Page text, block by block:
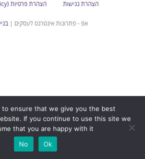
הצהרת נגישות הצהרת פרטיות (Privacy Policy)
אפ - פתרונות אינטרנט לעסקים |
to ensure that we give you the best
If you continue to use this site we
that you are happy with it.
Ok
No